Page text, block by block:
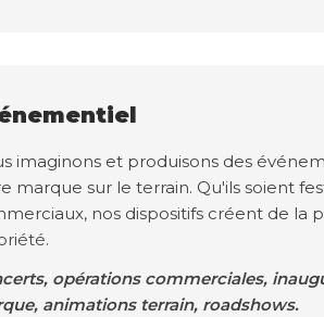
imaginons et produisons des
marque sur le terrain. Qu'ils soient
nos dispositifs créent de la
opérations commerciales,
animations terrain, roadshows.